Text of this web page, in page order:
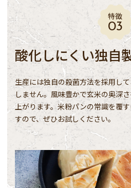
特徴
酸化しにくい独自
生産には独自の殺菌方法を採用し
しません。風味豊かで玄米の奥深
上がります。米粉パンの常識を覆
すので、ぜひお試しください。